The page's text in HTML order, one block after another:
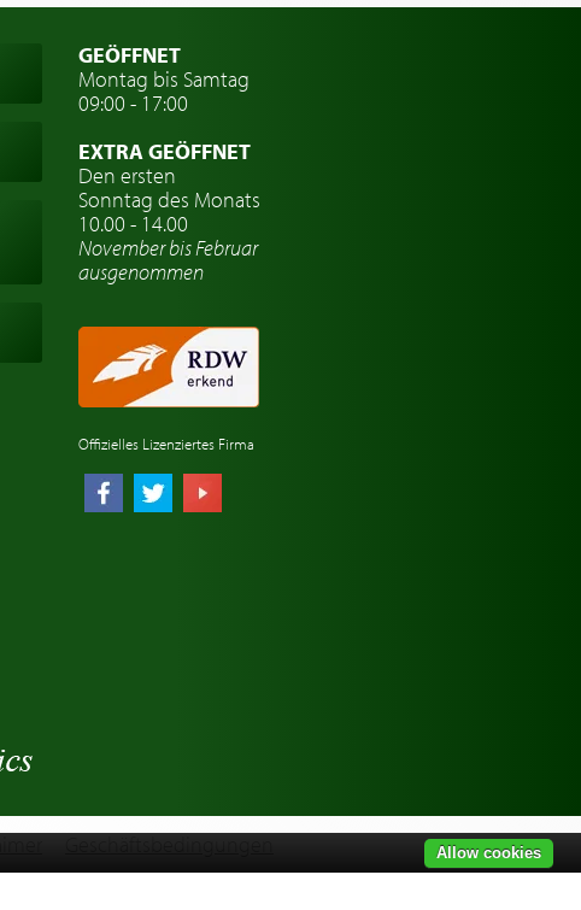
GEÖFFNET
Montag bis Samtag
09:00 - 17:00
EXTRA GEÖFFNET
Den ersten
Sonntag des Monats
10.00 - 14.00
November bis Februar
ausgenommen
Offizielles Lizenziertes Firma
Allow cookies